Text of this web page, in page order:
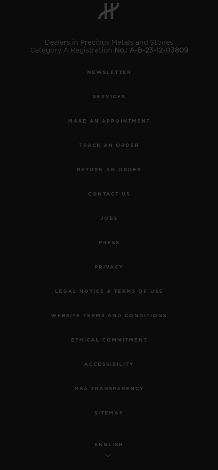
Dealers in Precious Metals and Stones
Category A Registration No.: A-B-23-12-03809
NEWSLETTER
SERVICES
MAKE AN APPOINTMENT
TRACK AN ORDER
RETURN AN ORDER
CONTACT US
JOBS
PRESS
PRIVACY
LEGAL NOTICE & TERMS OF USE
WEBSITE TERMS AND CONDITIONS
ETHICAL COMMITMENT
ACCESSIBILITY
MSA TRANSPARENCY
SITEMAP
ENGLISH